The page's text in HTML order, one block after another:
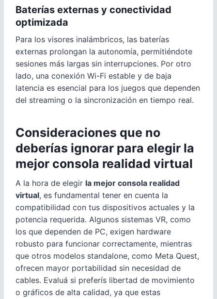
Baterías externas y conectividad
optimizada
Para los visores inalámbricos, las baterías
externas prolongan la autonomía, permitiéndote
sesiones más largas sin interrupciones. Por otro
lado, una conexión Wi-Fi estable y de baja
latencia es esencial para los juegos que dependen
del streaming o la sincronización en tiempo real.
Consideraciones que no
deberías ignorar para elegir la
mejor consola realidad virtual
A la hora de elegir la mejor consola realidad
virtual, es fundamental tener en cuenta la
compatibilidad con tus dispositivos actuales y la
potencia requerida. Algunos sistemas VR, como
los que dependen de PC, exigen hardware
robusto para funcionar correctamente, mientras
que otros modelos standalone, como Meta Quest,
ofrecen mayor portabilidad sin necesidad de
cables. Evaluá si preferís libertad de movimiento
o gráficos de alta calidad, ya que estas